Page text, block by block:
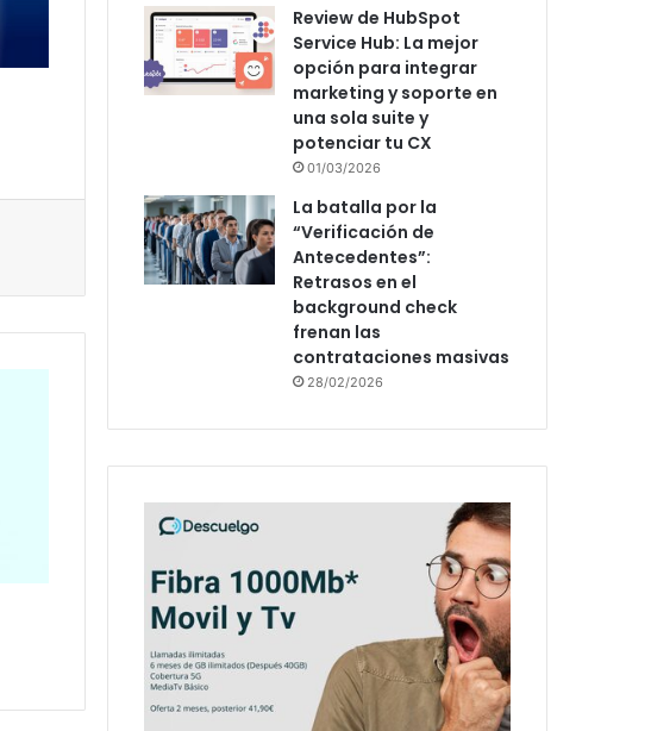
Review de HubSpot
Service Hub: La mejor
opción para integrar
marketing y soporte en
una sola suite y
potenciar tu CX
01/03/2026
La batalla por la
“Verificación de
Antecedentes”:
Retrasos en el
background check
frenan las
contrataciones masivas
28/02/2026